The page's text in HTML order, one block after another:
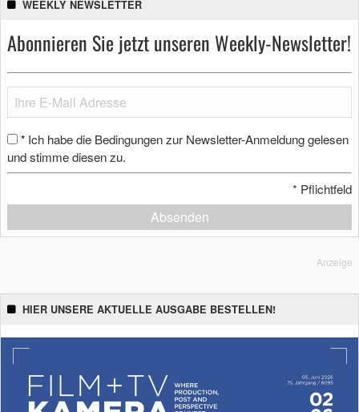
WEEKLY NEWSLETTER
Abonnieren Sie jetzt unseren Weekly-Newsletter!
* Ich habe die Bedingungen zur Newsletter-Anmeldung gelesen
und stimme diesen zu.
* Pflichtfeld
Absenden
Anzeige
HIER UNSERE AKTUELLE AUSGABE BESTELLEN!